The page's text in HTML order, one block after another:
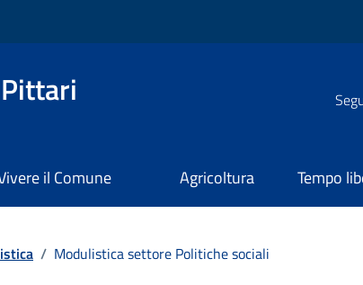
il Comune Agricoltura Tempo
/ Modulistica settore Politiche sociali